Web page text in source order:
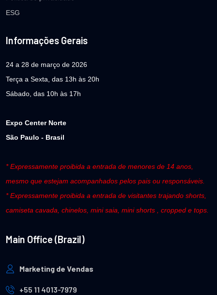
ESG
Informações Gerais
24 a 28 de março de 2026
Terça a Sexta, das 13h às 20h
Sábado, das 10h às 17h
Expo Center Norte
São Paulo - Brasil
* Expressamente proibida a entrada de menores de 14 anos,
mesmo que estejam acompanhados pelos pais ou responsáveis.
* Expressamente proibida a entrada de visitantes trajando shorts,
camiseta cavada, chinelos, mini saia, mini shorts , cropped e tops.
Main Office (Brazil)
Marketing de Vendas
+55 11 4013-7979